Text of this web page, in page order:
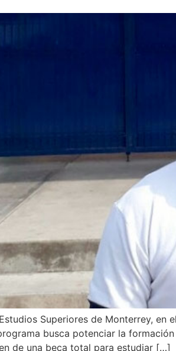
Superiores de Monterrey, en
busca potenciar la
de una beca total para estudiar […]